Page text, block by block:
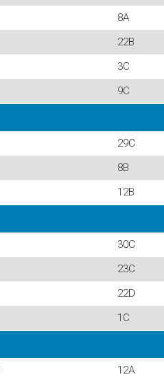
8A
22B
3C
9C
29C
8B
12B
30C
23C
22D
1C
12A